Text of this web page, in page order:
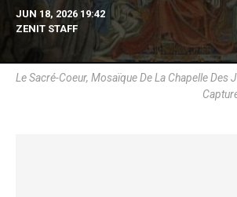
JUN 18, 2026 19:42
ZENIT STAFF
Le Sacré-Coeur, Mosaïque De La Chapelle Des